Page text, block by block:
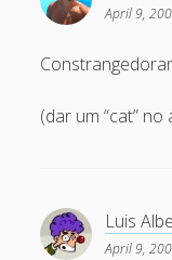
April 2007
January 2007
October 2006
April 9,
(dar um “cat”
Luis
April 9,